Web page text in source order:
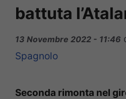
battuta
13 Novembre 2022 - 11:46
Spagnolo
Seconda rimonta nel